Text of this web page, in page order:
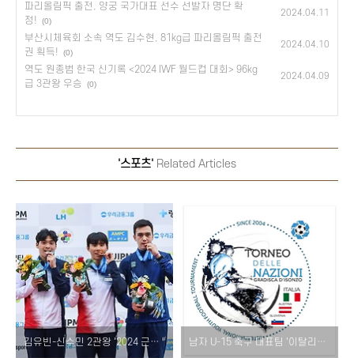
파리올림픽 출전, 양궁 국가대표 선수 선발자 명단 확
정!
(0)
2024.04.11
부산시체육회 소속 역도 김수현, 81kg급 파리올림픽 출전
권 획득!
(0)
2024.04.10
역도 원종범 한국 신기록 <2024 IWF 월드컵 대회> 96kg
급 3관왕 우승
(0)
2024.04.09
'스포츠' Related Articles
김유빈-신수민 2관왕 '2024 근대5종 아시아선수권대회' 결과! 남자 U-15 축구 대표팀 '이탈리아 토르네오 친선대회' 일정 선수명단